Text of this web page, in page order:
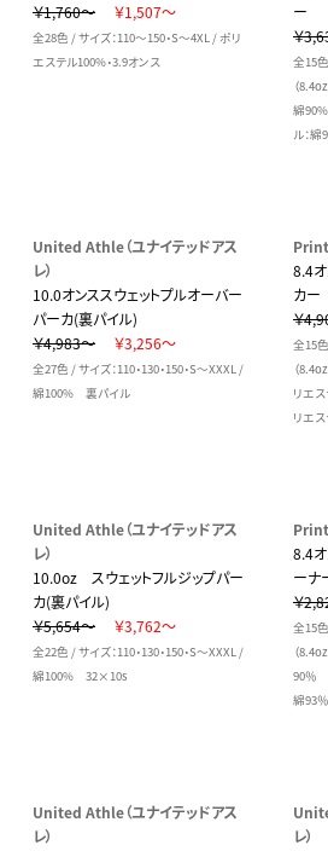
￥1,760～
￥1,507～
全28色 / サイズ：110～150・S～4XL / ポリ
エステル100%・3.9オンス
ー
￥
全15
（
綿
ル：
United Athle（ユナイテッドアス
レ）
10.0オンススウェットプルオーバー
パーカ(裏パイル)
￥4,983～
￥3,256～
全27色 / サイズ：110・130・150・S～XXXL /
綿100% 裏パイル
8.4
カー
￥
全15
（
リエ
リエ
United Athle（ユナイテッドアス
レ）
10.0oz スウェットフルジップパー
カ(裏パイル)
￥5,654～
￥3,762～
全22色 / サイズ：110・130・150・S～XXXL /
綿100% 32×10s
8.4
ーナ
￥
全15
（
90％
綿93
United Athle（ユナイテッドアス
レ）
レ）